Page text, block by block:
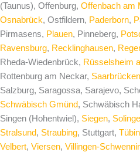
(Taunus), Offenburg, Offenbach am
Osnabrück, Ostfildern, Paderborn,
Pirmasens, Plauen, Pinneberg,
Ravensburg, Recklinghausen,
Rheda-Wiedenbrück, Rüsselsheim
Rottenburg am Neckar, Saarbrücken
Salzburg, Saragossa, Sarajevo,
Schwäbisch Gmünd, Schwäbisch
Singen (Hohentwiel), Siegen,
Stralsund, Straubing, Stuttgart,
Velbert, Viersen, Villingen-